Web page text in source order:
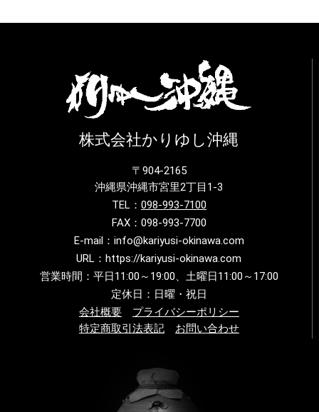
株式会社かりゆし沖縄
〒904-2165
沖縄県沖縄市宮里2丁目1-3
TEL： 098-993-7100
FAX：098-993-7700
E-mail：info@kariyusi-okinawa.com
URL：https://kariyusi-okinawa.com
営業時間：平日11:00～19:00、土曜日11:00～17:00
定休日：日曜・祝日
会社概要
プライバシーポリシー
特定商取引法表記
お問い合わせ